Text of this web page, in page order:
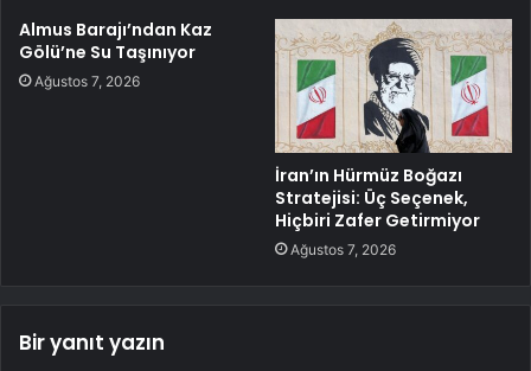
Almus Barajı’ndan Kaz
Gölü’ne Su Taşınıyor
Ağustos 7, 2026
İran’ın Hürmüz Boğazı
Stratejisi: Üç Seçenek,
Hiçbiri Zafer Getirmiyor
Ağustos 7, 2026
Bir yanıt yazın